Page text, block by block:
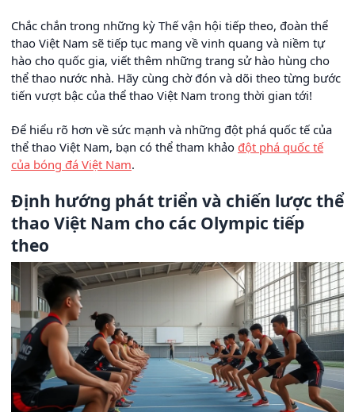
Chắc chắn trong những kỳ Thế vận hội tiếp theo, đoàn thể
thao Việt Nam sẽ tiếp tục mang về vinh quang và niềm tự
hào cho quốc gia, viết thêm những trang sử hào hùng cho
thể thao nước nhà. Hãy cùng chờ đón và dõi theo từng bước
tiến vượt bậc của thể thao Việt Nam trong thời gian tới!
Để hiểu rõ hơn về sức mạnh và những đột phá quốc tế của
thể thao Việt Nam, bạn có thể tham khảo đột phá quốc tế
của bóng đá Việt Nam.
Định hướng phát triển và chiến lược thể
thao Việt Nam cho các Olympic tiếp
theo